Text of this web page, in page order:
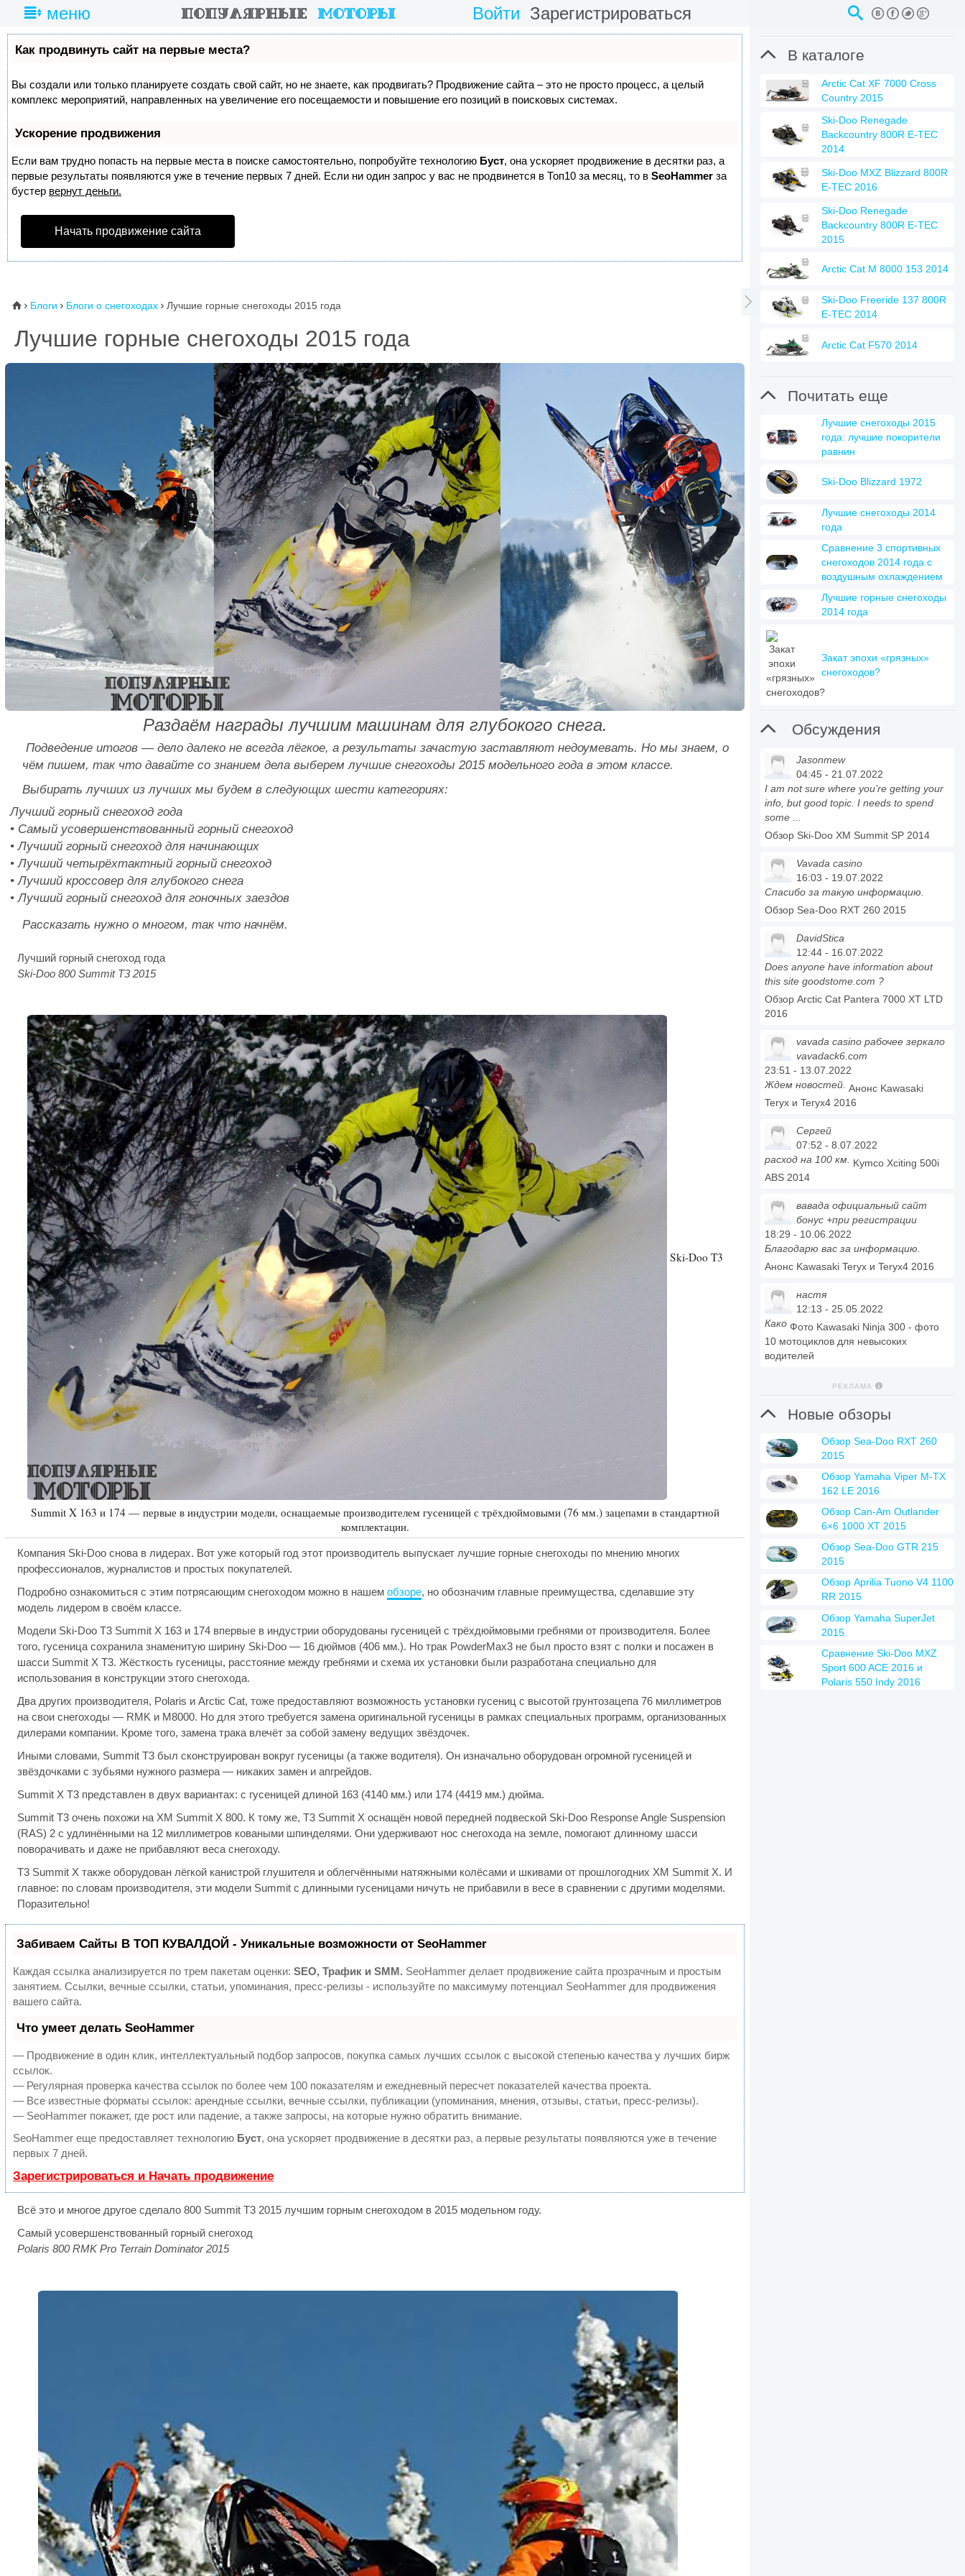
меню Войти Зарегистрироваться
Как продвинуть сайт на первые места?
Вы создали или только планируете создать свой сайт, но не знаете, как продвигать? Продвижение сайта – это не просто процесс, а целый
комплекс мероприятий, направленных на увеличение его посещаемости и повышение его позиций в поисковых системах.
Ускорение продвижения
Если вам трудно попасть на первые места в поиске самостоятельно, попробуйте технологию Буст, она ускоряет продвижение в десятки раз, а
первые результаты появляются уже в течение первых 7 дней. Если ни один запрос у вас не продвинется в Топ10 за месяц, то в SeoHammer за
бустер вернут деньги.
Начать продвижение сайта
⌂  Блоги  Блоги о снегоходах  Лучшие горные снегоходы 2015 года
Лучшие горные снегоходы 2015 года
Раздаём награды лучшим машинам для глубокого снега.
Подведение итогов — дело далеко не всегда лёгкое, а результаты зачастую заставляют недоумевать. Но мы знаем, о
чём пишем, так что давайте со знанием дела выберем лучшие снегоходы 2015 модельного года в этом классе.
Выбирать лучших из лучших мы будем в следующих шести категориях:
Лучший горный снегоход года
• Самый усовершенствованный горный снегоход
• Лучший горный снегоход для начинающих
• Лучший четырёхтактный горный снегоход
• Лучший кроссовер для глубокого снега
• Лучший горный снегоход для гоночных заездов
Рассказать нужно о многом, так что начнём.
Лучший горный снегоход года
Ski-Doo 800 Summit T3 2015
Ski-Doo T3
Summit X 163 и 174 — первые в индустрии модели, оснащаемые производителем гусеницей с трёхдюймовыми (76 мм.) зацепами в стандартной
комплектации.
Компания Ski-Doo снова в лидерах. Вот уже который год этот производитель выпускает лучшие горные снегоходы по мнению многих
профессионалов, журналистов и простых покупателей.
Подробно ознакомиться с этим потрясающим снегоходом можно в нашем обзоре, но обозначим главные преимущества, сделавшие эту
модель лидером в своём классе.
Модели Ski-Doo T3 Summit X 163 и 174 впервые в индустрии оборудованы гусеницей с трёхдюймовыми гребнями от производителя. Более
того, гусеница сохранила знаменитую ширину Ski-Doo — 16 дюймов (406 мм.). Но трак PowderMax3 не был просто взят с полки и посажен в
шасси Summit X T3. Жёсткость гусеницы, расстояние между гребнями и схема их установки были разработана специально для
использования в конструкции этого снегохода.
Два других производителя, Polaris и Arctic Cat, тоже предоставляют возможность установки гусениц с высотой грунтозацепа 76 миллиметров
на свои снегоходы — RMK и M8000. Но для этого требуется замена оригинальной гусеницы в рамках специальных программ, организованных
дилерами компании. Кроме того, замена трака влечёт за собой замену ведущих звёздочек.
Иными словами, Summit T3 был сконструирован вокруг гусеницы (а также водителя). Он изначально оборудован огромной гусеницей и
звёздочками с зубьями нужного размера — никаких замен и апгрейдов.
Summit X T3 представлен в двух вариантах: с гусеницей длиной 163 (4140 мм.) или 174 (4419 мм.) дюйма.
Summit T3 очень похожи на XM Summit X 800. К тому же, T3 Summit X оснащён новой передней подвеской Ski-Doo Response Angle Suspension
(RAS) 2 с удлинёнными на 12 миллиметров коваными шпинделями. Они удерживают нос снегохода на земле, помогают длинному шасси
поворачивать и даже не прибавляют веса снегоходу.
T3 Summit X также оборудован лёгкой канистрой глушителя и облегчёнными натяжными колёсами и шкивами от прошлогодних XM Summit X. И
главное: по словам производителя, эти модели Summit с длинными гусеницами ничуть не прибавили в весе в сравнении с другими моделями.
Поразительно!
Забиваем Сайты В ТОП КУВАЛДОЙ - Уникальные возможности от SeoHammer
Каждая ссылка анализируется по трем пакетам оценки: SEO, Трафик и SMM. SeoHammer делает продвижение сайта прозрачным и простым
занятием. Ссылки, вечные ссылки, статьи, упоминания, пресс-релизы - используйте по максимуму потенциал SeoHammer для продвижения
вашего сайта.
Что умеет делать SeoHammer
— Продвижение в один клик, интеллектуальный подбор запросов, покупка самых лучших ссылок с высокой степенью качества у лучших бирж
ссылок.
— Регулярная проверка качества ссылок по более чем 100 показателям и ежедневный пересчет показателей качества проекта.
— Все известные форматы ссылок: арендные ссылки, вечные ссылки, публикации (упоминания, мнения, отзывы, статьи, пресс-релизы).
— SeoHammer покажет, где рост или падение, а также запросы, на которые нужно обратить внимание.
SeoHammer еще предоставляет технологию Буст, она ускоряет продвижение в десятки раз, а первые результаты появляются уже в течение
первых 7 дней.
Зарегистрироваться и Начать продвижение
Всё это и многое другое сделало 800 Summit T3 2015 лучшим горным снегоходом в 2015 модельном году.
Самый усовершенствованный горный снегоход
Polaris 800 RMK Pro Terrain Dominator 2015

 В каталоге
Arctic Cat XF 7000 Cross
Country 2015
Ski-Doo Renegade
Backcountry 800R E-TEC
2014
Ski-Doo MXZ Blizzard 800R
E-TEC 2016
Ski-Doo Renegade
Backcountry 800R E-TEC
2015
Arctic Cat M 8000 153 2014
Ski-Doo Freeride 137 800R
E-TEC 2014
Arctic Cat F570 2014
 Почитать еще
Лучшие снегоходы 2015
года: лучшие покорители
равнин
Ski-Doo Blizzard 1972
Лучшие снегоходы 2014
года
Сравнение 3 спортивных
снегоходов 2014 года с
воздушным охлаждением
Лучшие горные снегоходы
2014 года
Закат эпохи «грязных»
снегоходов?
 Обсуждения
Jasonmew
04:45 - 21.07.2022
I am not sure where you’re getting your
info, but good topic. I needs to spend
some ...
Обзор Ski-Doo XM Summit SP 2014
Vavada casino
16:03 - 19.07.2022
Спасибо за такую информацию.
Обзор Sea-Doo RXT 260 2015
DavidStica
12:44 - 16.07.2022
Does anyone have information about
this site goodstome.com ?
Обзор Arctic Cat Pantera 7000 XT LTD
2016
vavada casino рабочее зеркало
vavadack6.com
23:51 - 13.07.2022
Ждем новостей. Анонс Kawasaki
Teryx и Teryx4 2016
Сергей
07:52 - 8.07.2022
расход на 100 км. Kymco Xciting 500i
ABS 2014
вавада официальный сайт
бонус +при регистрации
18:29 - 10.06.2022
Благодарю вас за информацию.
Анонс Kawasaki Teryx и Teryx4 2016
настя
12:13 - 25.05.2022
Како Фото Kawasaki Ninja 300 - фото
10 мотоциклов для невысоких
водителей
РЕКЛАМА
 Новые обзоры
Обзор Sea-Doo RXT 260
2015
Обзор Yamaha Viper M-TX
162 LE 2016
Обзор Can-Am Outlander
6×6 1000 XT 2015
Обзор Sea-Doo GTR 215
2015
Обзор Aprilia Tuono V4 1100
RR 2015
Обзор Yamaha SuperJet
2015
Сравнение Ski-Doo MXZ
Sport 600 ACE 2016 и
Polaris 550 Indy 2016